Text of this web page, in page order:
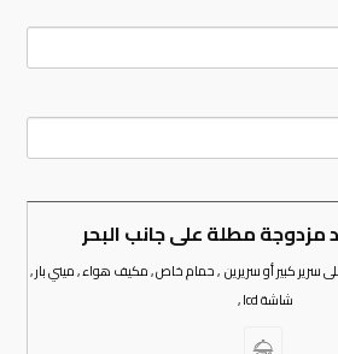
مزدوجة مطلة على جانب البحر
30م2 , تحتوي على سرير كبير أو سريرين , حمام خاص , مكيف هواء , ميني بار ,
شاشة lcd ,